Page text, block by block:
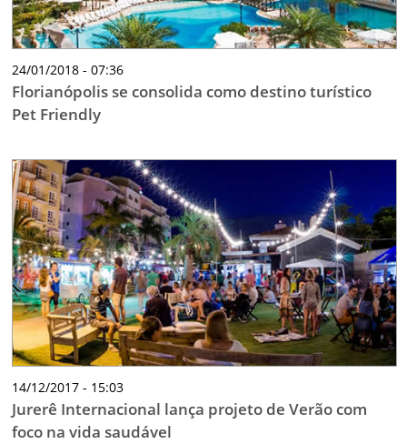
24/01/2018 - 07:36
Florianópolis se consolida como destino turístico
Pet Friendly
14/12/2017 - 15:03
Jurerê Internacional lança projeto de Verão com
foco na vida saudável